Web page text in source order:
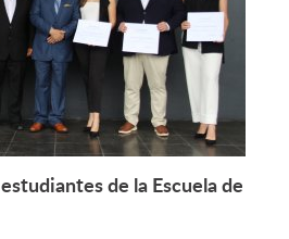
Leer más +
de la Escuela de